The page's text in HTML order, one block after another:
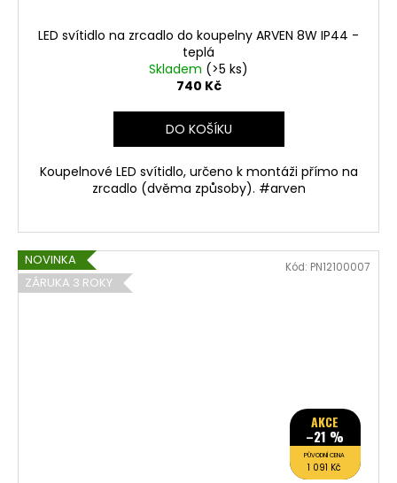
LED svítidlo na zrcadlo do koupelny ARVEN 8W IP44 -
teplá
Skladem (>5 ks)
740 Kč
DO KOŠÍKU
Koupelnové LED svítidlo, určeno k montáži přímo na
zrcadlo (dvěma způsoby). #arven
NOVINKA
ZÁRUKA 3 ROKY
AKCE
–21 %
PŮVODNÍ CENA
1 091 Kč
Kód: PN12100007